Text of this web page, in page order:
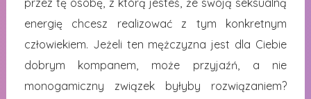
przez tę osobę, z którą jesteś, że swoją seksualną
energię chcesz realizować z tym konkretnym
człowiekiem. Jeżeli ten mężczyzna jest dla Ciebie
dobrym kompanem, może przyjaźń, a nie
monogamiczny związek byłyby rozwiązaniem?